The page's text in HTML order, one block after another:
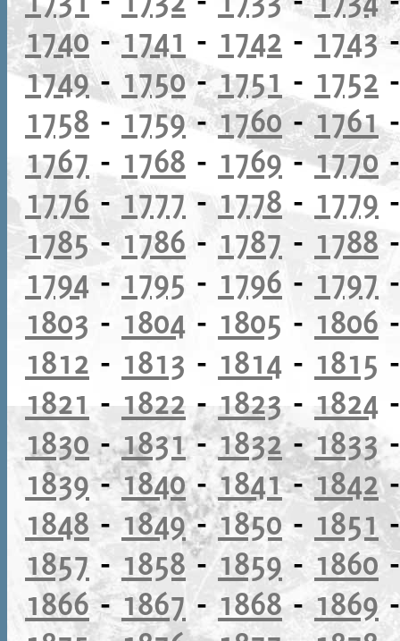
1740- 1741 - 1742 - 1743
1749- 1750-1751 - 1752
1758 - 1759-1760- 1761
1767 - 1768 - 1769-1770
1776 - 1777 - 1778 - 1779
1785- 1786 - 1787 - 1788
1794 - 1795 - 1796 - 1797
1803 - 1804 - 1805 - 1806
1812 - 1813 - 1814 - 1815
1821 - 1822 - 1823 - 1824
1830-1831-1832-1833
1839-1840-1841-1842
1848 - 1849-1850 - 1851
1857 - 1858- 1859-1860
1866-1867 - 1868-1869